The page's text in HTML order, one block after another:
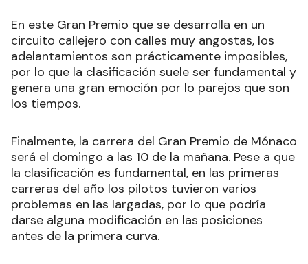
En este Gran Premio que se desarrolla en un
circuito callejero con calles muy angostas, los
adelantamientos son prácticamente imposibles,
por lo que la clasificación suele ser fundamental y
genera una gran emoción por lo parejos que son
los tiempos.
Finalmente, la carrera del Gran Premio de Mónaco
será el domingo a las 10 de la mañana. Pese a que
la clasificación es fundamental, en las primeras
carreras del año los pilotos tuvieron varios
problemas en las largadas, por lo que podría
darse alguna modificación en las posiciones
antes de la primera curva.